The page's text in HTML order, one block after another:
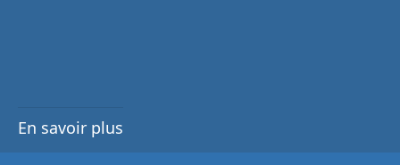
En savoir plus